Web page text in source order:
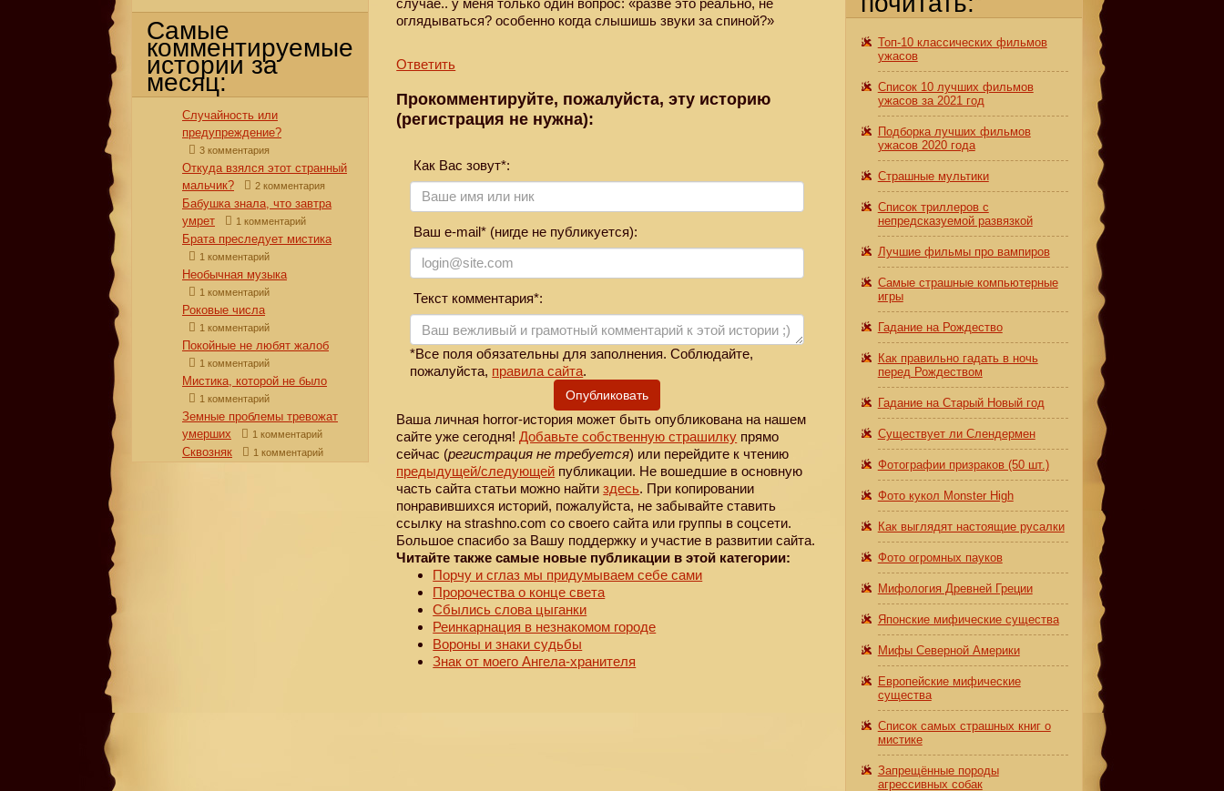
случае.. у меня только один вопрос: «разве это реально, не
оглядываться? особенно когда слышишь звуки за спиной?»
Ответить
Прокомментируйте, пожалуйста, эту историю
(регистрация не нужна):
Как Вас зовут*:
Ваш e-mail* (нигде не публикуется):
Текст комментария*:
*Все поля обязательны для заполнения. Соблюдайте,
пожалуйста, правила сайта.
Опубликовать
Ваша личная horror-история может быть опубликована на нашем
сайте уже сегодня!Добавьте собственную страшилку прямо
сейчас (регистрация не требуется) или перейдите к чтению
предыдущей/следующей публикации. Не вошедшие в основную
часть сайта статьи можно найтиздесь. При копировании
понравившихся историй, пожалуйста, не забывайте ставить
ссылку на strashno.com со своего сайта или группы в соцсети.
Большое спасибо за Вашу поддержку и участие в развитии сайта.
Читайте также самые новые публикации в этой категории:
Порчу и сглаз мы придумываем себе сами
Пророчества о конце света
Сбылись слова цыганки
Реинкарнация в незнакомом городе
Вороны и знаки судьбы
Знак от моего Ангела-хранителя
Самые
комментируемые
истории за
месяц:
Случайность или
предупреждение?
3 комментария
Откуда взялся этот странный
мальчик?
2 комментария
Бабушка знала, что завтра
умрет
1 комментарий
Брата преследует мистика
1 комментарий
Необычная музыка
1 комментарий
Роковые числа
1 комментарий
Покойные не любят жалоб
1 комментарий
Мистика, которой не было
1 комментарий
Земные проблемы тревожат
умерших
1 комментарий
Сквозняк 1 комментарий
Топ-10 классических фильмов
ужасов
Список 10 лучших фильмов
ужасов за 2021 год
Подборка лучших фильмов
ужасов 2020 года
Страшные мультики
Список триллеров с
непредсказуемой развязкой
Лучшие фильмы про вампиров
Самые страшные компьютерные
игры
Гадание на Рождество
Как правильно гадать в ночь
перед Рождеством
Гадание на Старый Новый год
Существует ли Слендермен
Фотографии призраков (50 шт.)
Фото кукол Monster High
Как выглядят настоящие русалки
Фото огромных пауков
Мифология Древней Греции
Японские мифические существа
Мифы Северной Америки
Европейские мифические
существа
Список самых страшных книг о
мистике
Запрещённые породы
агрессивных собак